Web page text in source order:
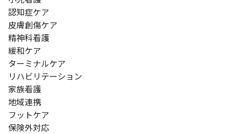
認知症ケア
皮膚創傷ケア
精神科看護
緩和ケア
ターミナルケア
リハビリテーション
家族看護
地域連携
フットケア
保険外対応